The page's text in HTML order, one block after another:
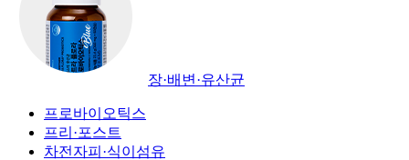
장·배변·유산균
프로바이오틱스
프리·포스트
차전자피·식이섬유